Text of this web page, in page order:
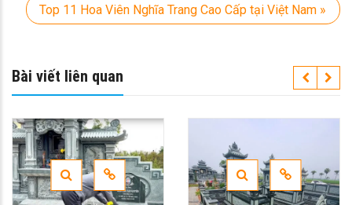
Top 11 Hoa Viên Nghĩa Trang Cao Cấp tại Việt Nam »
Bài viết liên quan